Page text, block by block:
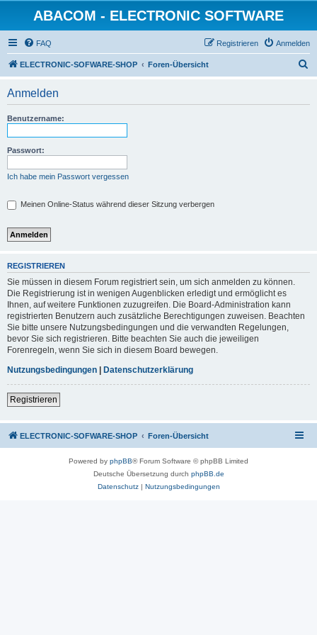
ABACOM - ELECTRONIC SOFTWARE
FAQ Anmelden
Registrieren
ELECTRONIC-SOFWARE-SHOP Foren-Übersicht
Anmelden
Benutzername:
Passwort:
Ich habe mein Passwort vergessen
Meinen Online-Status während dieser Sitzung verbergen
REGISTRIEREN
Sie müssen in diesem Forum registriert sein, um sich anmelden zu können.
Die Registrierung ist in wenigen Augenblicken erledigt und ermöglicht es
Ihnen, auf weitere Funktionen zuzugreifen. Die Board-Administration kann
registrierten Benutzern auch zusätzliche Berechtigungen zuweisen. Beachten
Sie bitte unsere Nutzungsbedingungen und die verwandten Regelungen,
bevor Sie sich registrieren. Bitte beachten Sie auch die jeweiligen
Forenregeln, wenn Sie sich in diesem Board bewegen.
Nutzungsbedingungen
Datenschutzerklärung
Registrieren
ELECTRONIC-SOFWARE-SHOP Foren-Übersicht
Powered by phpBB® Forum Software © phpBB Limited
Deutsche Übersetzung durch phpBB.de
Datenschutz| Nutzungsbedingungen